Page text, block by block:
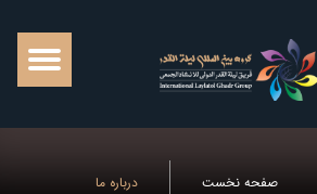
صفحه نخست درباره ما